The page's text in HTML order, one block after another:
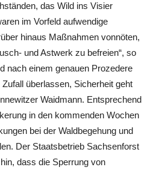
das Wild ins Visier
im Vorfeld aufwendige
hinaus Maßnahmen vonnöten,
und Astwerk zu befreien“, so
nach einem genauen Prozedere
überlassen, Sicherheit geht
Waidmann. Entsprechend
in den kommenden Wochen
bei der Waldbegehung und
Der Staatsbetrieb Sachsenforst
dass die Sperrung von